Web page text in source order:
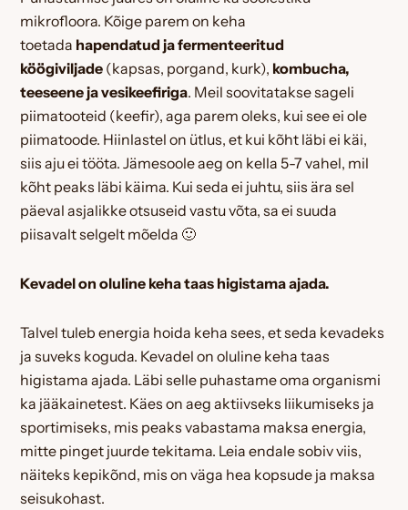
mikrofloora. Kõige parem on keha
toetada hapendatud ja fermenteeritud
köögiviljade(kapsas, porgand, kurk), kombucha,
teeseene ja vesikeefiriga. Meil soovitatakse sageli
piimatooteid (keefir), aga parem oleks, kui see ei ole
piimatoode. Hiinlastel on ütlus, et kui kõht läbi ei käi,
siis aju ei tööta. Jämesoole aeg on kella 5-7 vahel, mil
kõht peaks läbi käima. Kui seda ei juhtu, siis ära sel
päeval asjalikke otsuseid vastu võta, sa ei suuda
piisavalt selgelt mõelda 🙂
Kevadel on oluline keha taas higistama ajada.
Talvel tuleb energia hoida keha sees, et seda kevadeks
ja suveks koguda. Kevadel on oluline keha taas
higistama ajada. Läbi selle puhastame oma organismi
ka jääkainetest. Käes on aeg aktiivseks liikumiseks ja
sportimiseks, mis peaks vabastama maksa energia,
mitte pinget juurde tekitama. Leia endale sobiv viis,
näiteks kepikõnd, mis on väga hea kopsude ja maksa
seisukohast.